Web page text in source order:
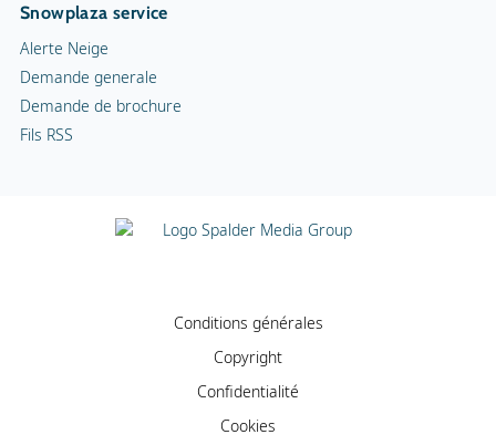
Snowplaza service
Alerte Neige
Demande generale
Demande de brochure
Fils RSS
Conditions générales
Copyright
Confidentialité
Cookies